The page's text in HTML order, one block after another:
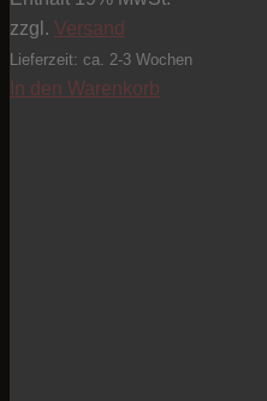
zzgl. Versand
Lieferzeit: ca. 2-3 Wochen
In den Warenkorb